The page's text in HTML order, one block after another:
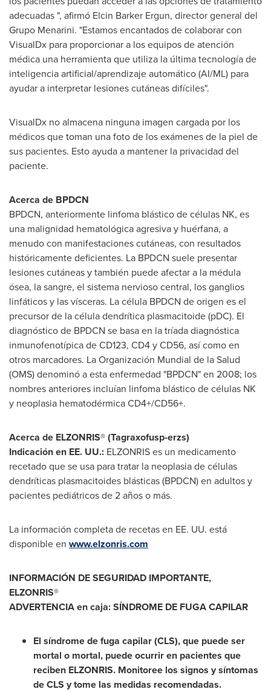
adecuadas ", afirmó Elcin Barker Ergun, director general del
Grupo Menarini. "Estamos encantados de colaborar con
VisualDx para proporcionar a los equipos de atención
médica una herramienta que utiliza la última tecnología de
inteligencia artificial/aprendizaje automático (AI/ML) para
ayudar a interpretar lesiones cutáneas difíciles".
VisualDx no almacena ninguna imagen cargada por los
médicos que toman una foto de los exámenes de la piel de
sus pacientes. Esto ayuda a mantener la privacidad del
paciente.
Acerca de BPDCN
BPDCN, anteriormente linfoma blástico de células NK, es
una malignidad hematológica agresiva y huérfana, a
menudo con manifestaciones cutáneas, con resultados
históricamente deficientes. La BPDCN suele presentar
lesiones cutáneas y también puede afectar a la médula
ósea, la sangre, el sistema nervioso central, los ganglios
linfáticos y las vísceras. La célula BPDCN de origen es el
precursor de la célula dendrítica plasmacitoide (pDC). El
diagnóstico de BPDCN se basa en la tríada diagnóstica
inmunofenotípica de CD123, CD4 y CD56, así como en
otros marcadores. La Organización Mundial de la Salud
(OMS) denominó a esta enfermedad "BPDCN" en 2008; los
nombres anteriores incluían linfoma blástico de células NK
y neoplasia hematodérmica CD4+/CD56+.
Acerca de ELZONRIS® (Tagraxofusp-erzs)
Indicación en EE. UU.: ELZONRIS es un medicamento
recetado que se usa para tratar la neoplasia de células
dendríticas plasmacitoides blásticas (BPDCN) en adultos y
pacientes pediátricos de 2 años o más.
La información completa de recetas en EE. UU. está
disponible en www.elzonris.com
INFORMACIÓN DE SEGURIDAD IMPORTANTE,
ELZONRIS®
ADVERTENCIA en caja: SÍNDROME DE FUGA CAPILAR
El síndrome de fuga capilar (CLS), que puede ser
mortal o mortal, puede ocurrir en pacientes que
reciben ELZONRIS. Monitoree los signos y síntomas
de CLS y tome las medidas recomendadas.